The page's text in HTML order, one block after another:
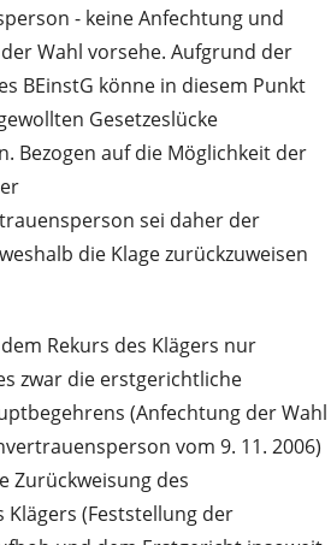
- keine Anfechtung und
Wahl vorsehe. Aufgrund der
BEinstG könne in diesem Punkt
Gesetzeslücke
Bezogen auf die Möglichkeit der
sei daher der
die Klage zurückzuweisen
Rekurs des Klägers nur
zwar die erstgerichtliche
(Anfechtung der Wahl
vom 9. 11. 2006)
Zurückweisung des
Klägers (Feststellung der